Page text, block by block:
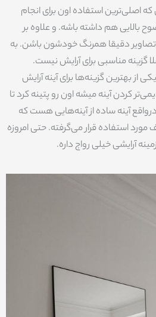
اصلی‌ترین استفاده اون برای انجام
بالایی هم داشته باشه. و علاوه بر
تصاویر دقیقا همرنگ خودشون باشن. به
گزینه مناسبی برای آرایش نیست.
از بهترین گزینه‌ها برای آینه آرایش
کردن آینه میشه اون رو پتینه کرد تا
آینه ساده از آینه‌هایی هست که
استفاده قرار می‌گرفته. حتی امروزه
آرایشی خیلی رواج داره.